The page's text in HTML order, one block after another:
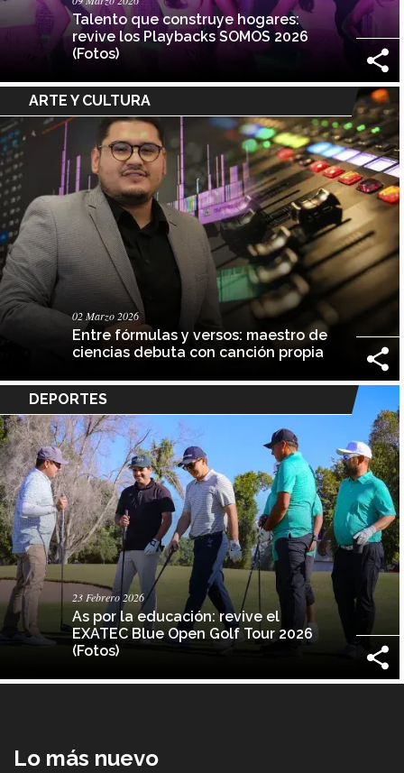
Talento que construye hogares:
revive los Playbacks SOMOS 2026
(Fotos)
ARTE Y CULTURA
02 Marzo 2026
Entre fórmulas y versos: maestro de
ciencias debuta con canción propia
DEPORTES
23 Febrero 2026
As por la educación: revive el
EXATEC Blue Open Golf Tour 2026
(Fotos)
Lo más nuevo